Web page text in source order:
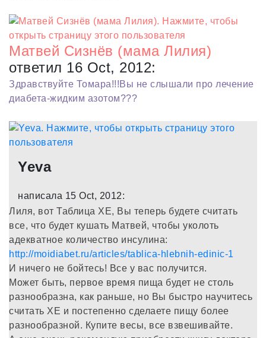
Матвей Сизнёв (мама Лилия)
ответил 16 Oct, 2012:
Здравствуйте Томара!!!Вы не слышали про лечение
диабета-жидким азотом???
Yeva
написала 15 Oct, 2012:
Лиля, вот Таблица ХЕ, Вы теперь будете считать
все, что будет кушать Матвей, чтобы уколоть
адекватное количество инсулина:
http://moidiabet.ru/articles/tablica-hlebnih-edinic-1
И ничего не бойтесь! Все у вас получится.
Может быть, первое время пища будет не столь
разнообразна, как раньше, но Вы быстро научитесь
считать ХЕ и постепенно сделаете пищу более
разнообразной. Купите весы, все взвешивайте.